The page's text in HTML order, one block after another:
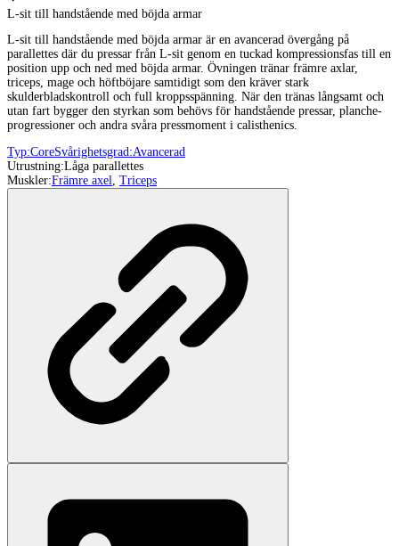
L-sit till handstående med böjda armar
L-sit till handstående med böjda armar är en avancerad övergång på
parallettes där du pressar från L-sit genom en tuckad kompressionsfas till en
position upp och ned med böjda armar. Övningen tränar främre axlar,
triceps, mage och höftböjare samtidigt som den kräver stark
skulderbladskontroll och full kroppsspänning. När den tränas långsamt och
utan fart bygger den styrkan som behövs för handstående pressar, planche-
progressioner och andra svåra pressmoment i calisthenics.
Typ:CoreSvårighetsgrad:Avancerad
Utrustning:Låga parallettes
Muskler:Främre axel, Triceps